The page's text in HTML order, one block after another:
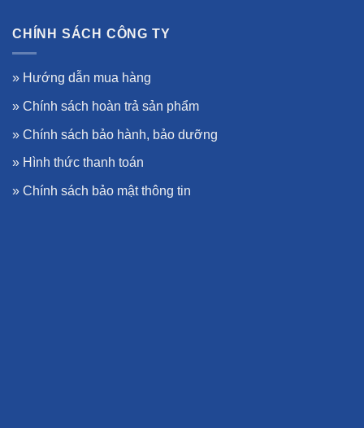
CHÍNH SÁCH CÔNG TY
» Hướng dẫn mua hàng
» Chính sách hoàn trả sản phẩm
» Chính sách bảo hành, bảo dưỡng
» Hình thức thanh toán
» Chính sách bảo mật thông tin